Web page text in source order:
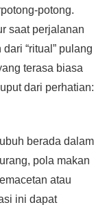
potong.
saat perjalanan
“ritual” pulang
terasa biasa
dari perhatian:
berada dalam
pola makan
atau
ini dapat